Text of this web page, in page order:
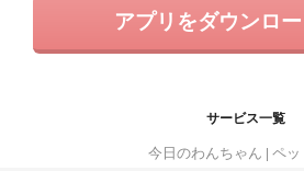
アプリをダウンロ
サービス一覧
今日のわんちゃん ペッ